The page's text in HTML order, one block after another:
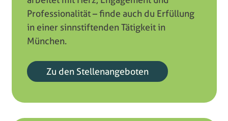
Professionalität – finde auch du Erfüllung
in einer sinnstiftenden Tätigkeit in
München.
Zu den Stellenangeboten